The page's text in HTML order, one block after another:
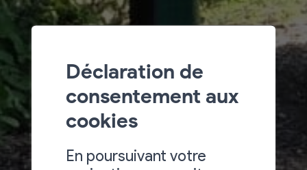
Déclaration de
consentement aux
cookies
En poursuivant votre